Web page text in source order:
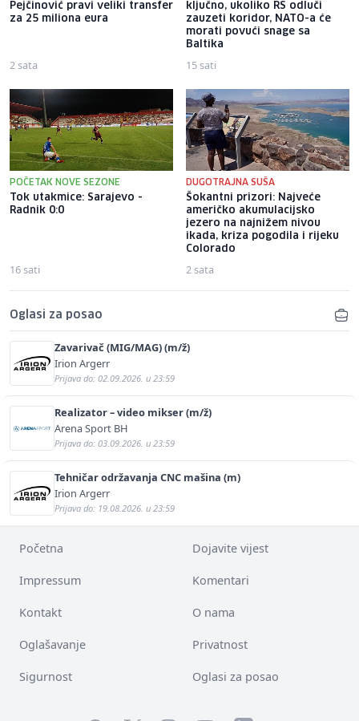
Pejčinović pravi veliki transfer
za 25 miliona eura
2 sata
ključno, ukoliko RS odluči
zauzeti koridor, NATO-a će
morati povući snage sa
Baltika
15 sati
POČETAK NOVE SEZONE
Tok utakmice: Sarajevo -
Radnik 0:0
16 sati
DUGOTRAJNA SUŠA
Šokantni prizori: Najveće
američko akumulacijsko
jezero na najnižem nivou
ikada, kriza pogodila i rijeku
Colorado
2 sata
Oglasi za posao
Zavarivač (MIG/MAG) (m/ž)
Irion Argerr
Prijava do: 02.09.2026. u 23:59
Realizator – video mikser (m/ž)
Arena Sport BH
Prijava do: 03.09.2026. u 23:59
Tehničar održavanja CNC mašina (m)
Irion Argerr
Prijava do: 19.08.2026. u 23:59
Početna Dojavite vijest
Impressum Komentari
Kontakt O nama
Oglašavanje Privatnost
Sigurnost Oglasi za posao